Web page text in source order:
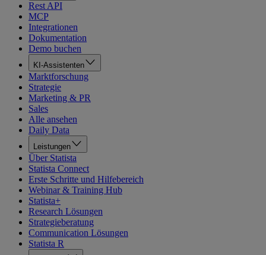
Rest API
MCP
Integrationen
Dokumentation
Demo buchen
KI-Assistenten
Marktforschung
Strategie
Marketing & PR
Sales
Alle ansehen
Daily Data
Leistungen
Über Statista
Statista Connect
Erste Schritte und Hilfebereich
Webinar & Training Hub
Statista+
Research Lösungen
Strategieberatung
Communication Lösungen
Statista R